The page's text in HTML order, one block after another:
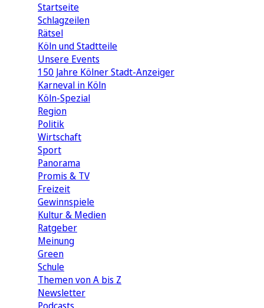
Startseite
Schlagzeilen
Rätsel
Köln und Stadtteile
Unsere Events
150 Jahre Kölner Stadt-Anzeiger
Karneval in Köln
Köln-Spezial
Region
Politik
Wirtschaft
Sport
Panorama
Promis & TV
Freizeit
Gewinnspiele
Kultur & Medien
Ratgeber
Meinung
Green
Schule
Themen von A bis Z
Newsletter